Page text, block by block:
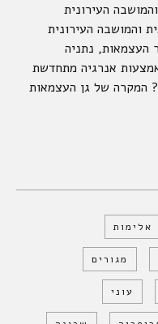
העירונית
והמושבה העירונית
העצמאות, נתניה
אנרגיה מתחדשת
המקרה של גן העצמאות
אלימות
מגורים
עוני